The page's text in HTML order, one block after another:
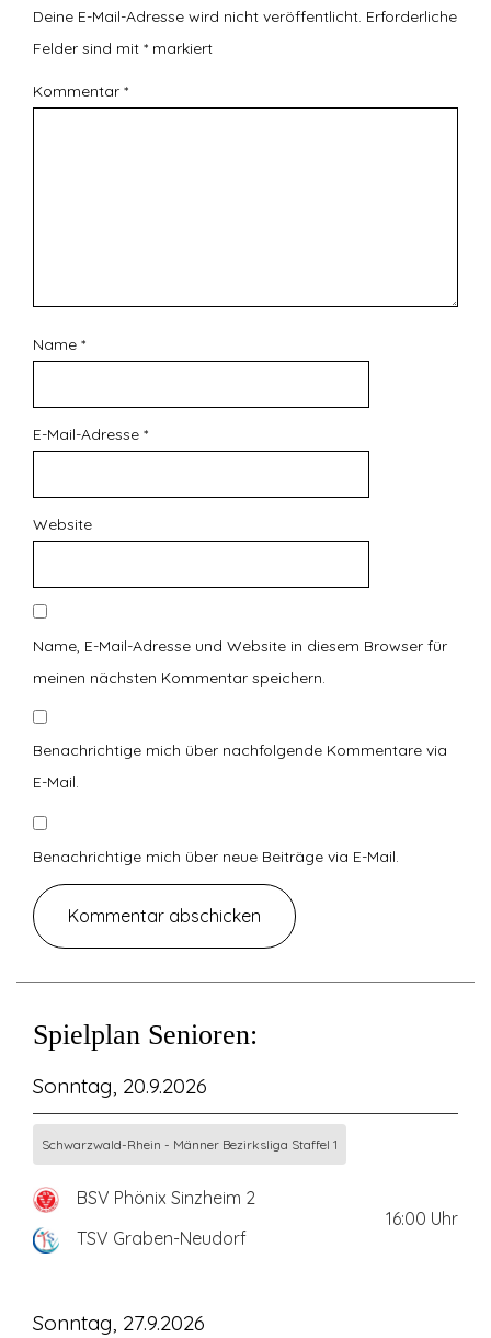
Deine E-Mail-Adresse wird nicht veröffentlicht. Erforderliche
Felder sind mit * markiert
Kommentar *
Name *
E-Mail-Adresse *
Website
Name, E-Mail-Adresse und Website in diesem Browser für
meinen nächsten Kommentar speichern.
Benachrichtige mich über nachfolgende Kommentare via
E-Mail.
Benachrichtige mich über neue Beiträge via E-Mail.
Spielplan Senioren:
Sonntag, 20.9.2026
Schwarzwald-Rhein - Männer Bezirksliga Staffel 1
BSV Phönix Sinzheim 2
TSV Graben-Neudorf
16:00 Uhr
Sonntag, 27.9.2026